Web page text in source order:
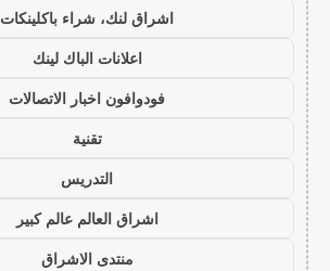
اشراق لنك، شراء باكلينكات
اعلانات الباك لينك
فودوافون اخبار الاتصالات
تقنية
التدريس
اشراق العالم عالم كبير
منتدى الاشراق